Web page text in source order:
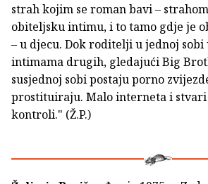
strah kojim se roman bavi –
obiteljsku intimu, i to tamo gdje je
– u djecu. Dok roditelji u jednoj sobi
intimama drugih, gledajući Big
susjednoj sobi postaju porno
prostituiraju. Malo interneta i
kontroli." (Ž.P.)